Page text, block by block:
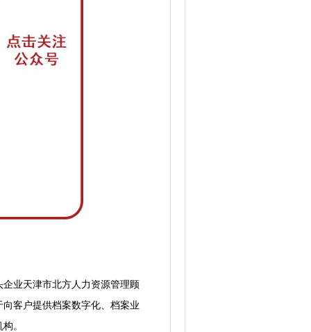
业天津市北方人力资源管理顾
客户提供档案数字化、档案业
。